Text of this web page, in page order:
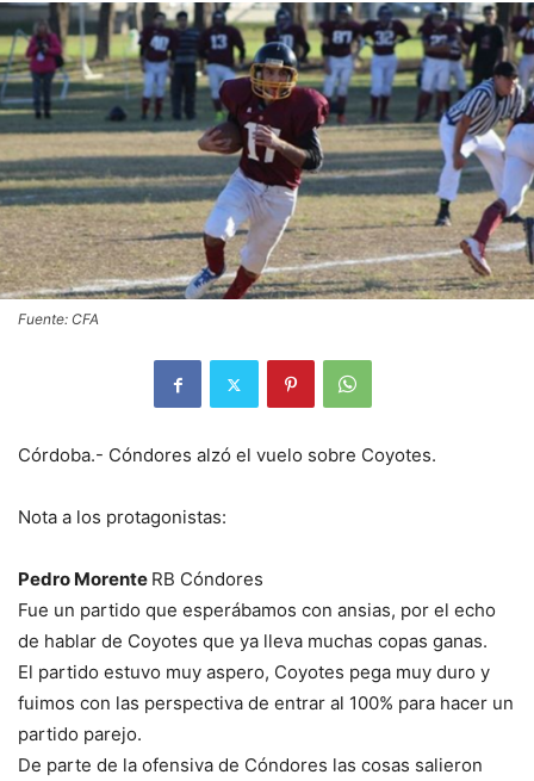
Fuente: CFA
Córdoba.- Cóndores alzó el vuelo sobre Coyotes.
Nota a los protagonistas:
Pedro Morente RB Cóndores
Fue un partido que esperábamos con ansias, por el echo
de hablar de Coyotes que ya lleva muchas copas ganas.
El partido estuvo muy aspero, Coyotes pega muy duro y
fuimos con las perspectiva de entrar al 100% para hacer un
partido parejo.
De parte de la ofensiva de Cóndores las cosas salieron